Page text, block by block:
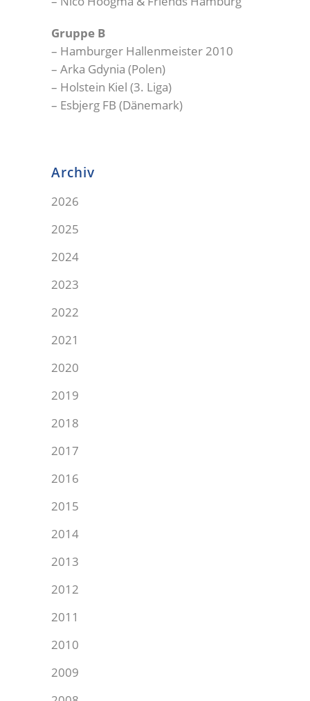
Gruppe B
– Hamburger Hallenmeister 2010
– Arka Gdynia (Polen)
– Holstein Kiel (3. Liga)
– Esbjerg FB (Dänemark)
Archiv
2026
2025
2024
2023
2022
2021
2020
2019
2018
2017
2016
2015
2014
2013
2012
2011
2010
2009